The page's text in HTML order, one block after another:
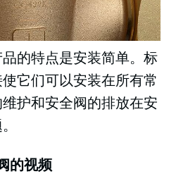
的特点是安装简单。标
它们可以安装在所有常
护和安全阀的排放在安
的视频